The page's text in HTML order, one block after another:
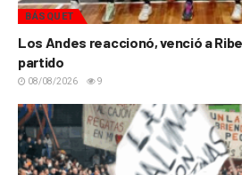
BÁSQUET
Los Andes reaccionó, venció a
partido
08/08/2026 9